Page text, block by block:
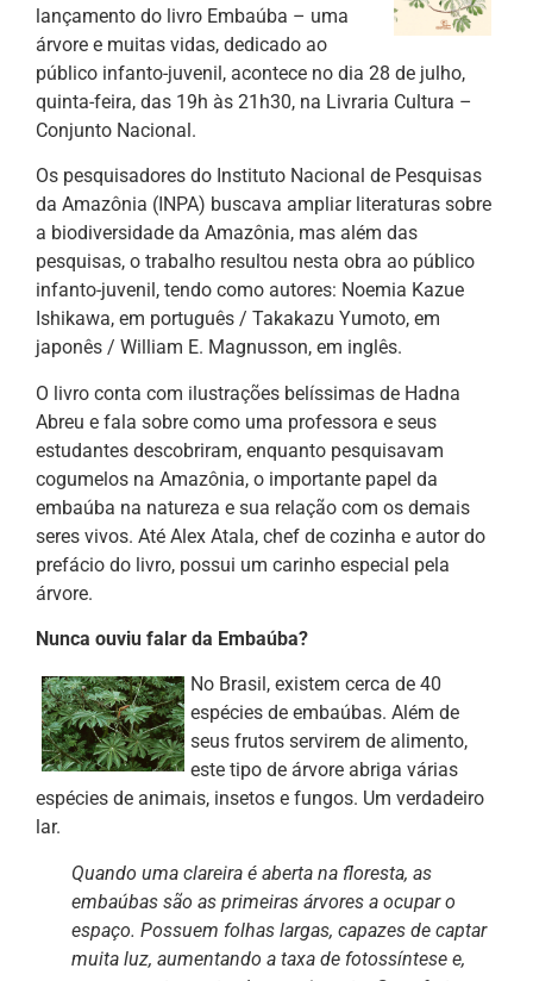
lançamento do livro Embaúba – uma
árvore e muitas vidas, dedicado ao
público infanto-juvenil, acontece no dia 28 de julho,
quinta-feira, das 19h às 21h30, na Livraria Cultura –
Conjunto Nacional.
Os pesquisadores do Instituto Nacional de Pesquisas
da Amazônia (INPA) buscava ampliar literaturas sobre
a biodiversidade da Amazônia, mas além das
pesquisas, o trabalho resultou nesta obra ao público
infanto-juvenil, tendo como autores: Noemia Kazue
Ishikawa, em português / Takakazu Yumoto, em
japonês / William E. Magnusson, em inglês.
O livro conta com ilustrações belíssimas de Hadna
Abreu e fala sobre como uma professora e seus
estudantes descobriram, enquanto pesquisavam
cogumelos na Amazônia, o importante papel da
embaúba na natureza e sua relação com os demais
seres vivos. Até Alex Atala, chef de cozinha e autor do
prefácio do livro, possui um carinho especial pela
árvore.
Nunca ouviu falar da Embaúba?
No Brasil, existem cerca de 40
espécies de embaúbas. Além de
seus frutos servirem de alimento,
este tipo de árvore abriga várias
espécies de animais, insetos e fungos. Um verdadeiro
lar.
Quando uma clareira é aberta na floresta, as
embaúbas são as primeiras árvores a ocupar o
espaço. Possuem folhas largas, capazes de captar
muita luz, aumentando a taxa de fotossíntese e,